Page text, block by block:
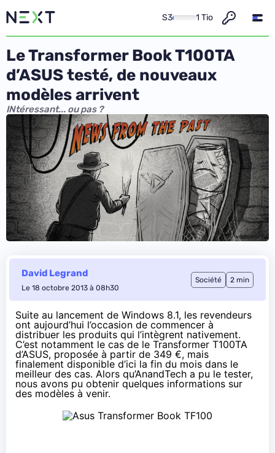
S3 1 Tio
Le Transformer Book T100TA
d’ASUS testé, de nouveaux
modèles arrivent
INtéressant... ou pas ?
David Legrand
Le 18 octobre 2013 à 08h30
Société 2 min
Suite au lancement de Windows 8.1, les revendeurs
ont aujourd’hui l’occasion de commencer à
distribuer les produits qui l’intègrent nativement.
C’est notamment le cas de le Transformer T100TA
d’ASUS, proposée à partir de 349 €, mais
finalement disponible d’ici la fin du mois dans le
meilleur des cas. Alors qu’AnandTech a pu le tester,
nous avons pu obtenir quelques informations sur
des modèles à venir.